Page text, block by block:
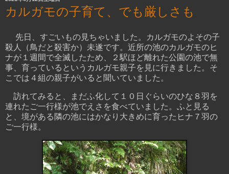
カルガモの子育て、でも厳しさも
先日、すごいもの見ちゃいました。カルガモのよその子
殺人（鳥だと殺害か）未遂です。近所の池のカルガモのヒ
ナが１週間で全滅したため、２駅ほど離れた公園の池で無
事、育っているというカルガモ親子を見に行きました。そ
こでは４組の親子がいると聞いていました。
訪れてみると、まだふ化して１０日ぐらいのひな８羽を
連れたご一行様が池でえさを食べていました。ふと見る
と、境がある隣の池にはかなり大きめに育ったヒナ７羽の
ご一行様。